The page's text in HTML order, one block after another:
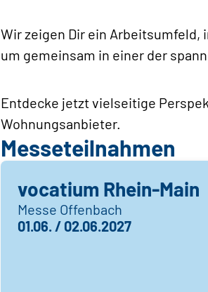
Wir zeigen Dir ein Arbeitsumfeld,
um gemeinsam in einer der
Entdecke jetzt vielseitige
Wohnungsanbieter.
Messeteilnahmen
vocatium Rhein-Main
Messe Offenbach
01.06. / 02.06.2027